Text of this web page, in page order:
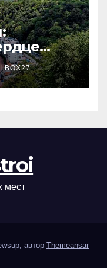
мест
автор Themeansar